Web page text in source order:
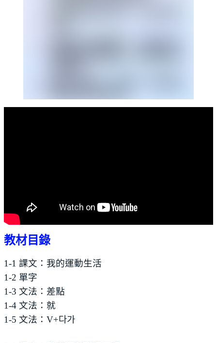
教材目錄
1-1 課文：我的運動生活
1-2 單字
1-3 文法：差點
1-4 文法：就
1-5 文法：V+다가